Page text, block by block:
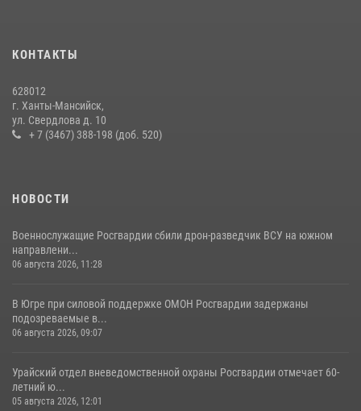
18 июля 2026, 11:25
форума развития гражданского общества «Добрино»
13 июля 2026, 11:47
КОНТАКТЫ
628012
г. Ханты-Мансийск,
ул. Свердлова д. 10
+ 7 (3467) 388-198 (доб. 520)
НОВОСТИ
Военнослужащие Росгвардии сбили дрон-разведчик ВСУ на южном
направлени...
06 августа 2026, 11:28
В Югре при силовой поддержке ОМОН Росгвардии задержаны
подозреваемые в...
06 августа 2026, 09:07
Урайский отдел вневедомственной охраны Росгвардии отмечает 60-
летний ю...
05 августа 2026, 12:01